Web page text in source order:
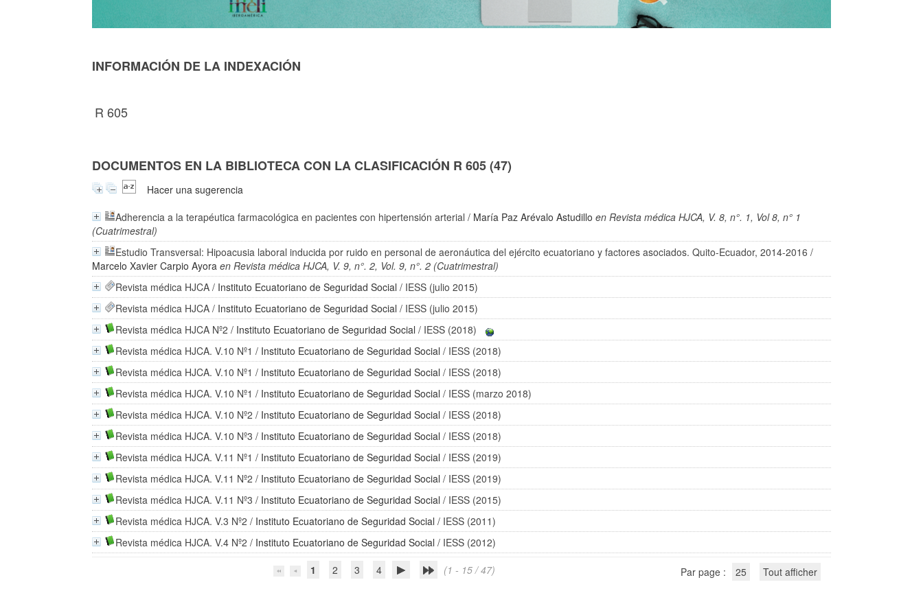
INFORMACIÓN DE LA INDEXACIÓN
R 605
DOCUMENTOS EN LA BIBLIOTECA CON LA CLASIFICACIÓN R 605 (47)
Hacer una sugerencia
Adherencia a la terapéutica farmacológica en pacientes con hipertensión arterial / María Paz Arévalo Astudillo en Revista médica HJCA, V. 8, n°. 1, Vol 8, n° 1
(Cuatrimestral)
Estudio Transversal: Hipoacusia laboral inducida por ruido en personal de aeronáutica del ejército ecuatoriano y factores asociados. Quito-Ecuador, 2014-2016 /
Marcelo Xavier Carpio Ayora en Revista médica HJCA, V. 9, n°. 2, Vol. 9, n°. 2 (Cuatrimestral)
Revista médica HJCA / Instituto Ecuatoriano de Seguridad Social / IESS (julio 2015)
Revista médica HJCA / Instituto Ecuatoriano de Seguridad Social / IESS (julio 2015)
Revista médica HJCA Nº2 / Instituto Ecuatoriano de Seguridad Social / IESS (2018)
Revista médica HJCA. V.10 Nº1 / Instituto Ecuatoriano de Seguridad Social / IESS (2018)
Revista médica HJCA. V.10 Nº1 / Instituto Ecuatoriano de Seguridad Social / IESS (2018)
Revista médica HJCA. V.10 Nº1 / Instituto Ecuatoriano de Seguridad Social / IESS (marzo 2018)
Revista médica HJCA. V.10 Nº2 / Instituto Ecuatoriano de Seguridad Social / IESS (2018)
Revista médica HJCA. V.10 Nº3 / Instituto Ecuatoriano de Seguridad Social / IESS (2018)
Revista médica HJCA. V.11 Nº1 / Instituto Ecuatoriano de Seguridad Social / IESS (2019)
Revista médica HJCA. V.11 Nº2 / Instituto Ecuatoriano de Seguridad Social / IESS (2019)
Revista médica HJCA. V.11 Nº3 / Instituto Ecuatoriano de Seguridad Social / IESS (2015)
Revista médica HJCA. V.3 Nº2 / Instituto Ecuatoriano de Seguridad Social / IESS (2011)
Revista médica HJCA. V.4 Nº2 / Instituto Ecuatoriano de Seguridad Social / IESS (2012)
1
2 3 4 (1 - 15 / 47) Par page : 25 Tout afficher